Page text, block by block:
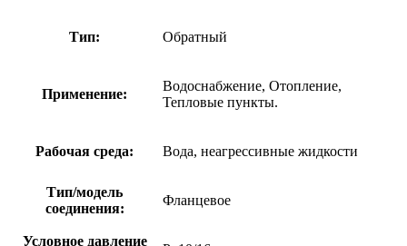
Тип: Обратный
Применение:
Водоснабжение, Отопление,
Тепловые пункты.
Рабочая среда: Вода, неагрессивные жидкости
Тип/модель
соединения:
Фланцевое
Условное давление